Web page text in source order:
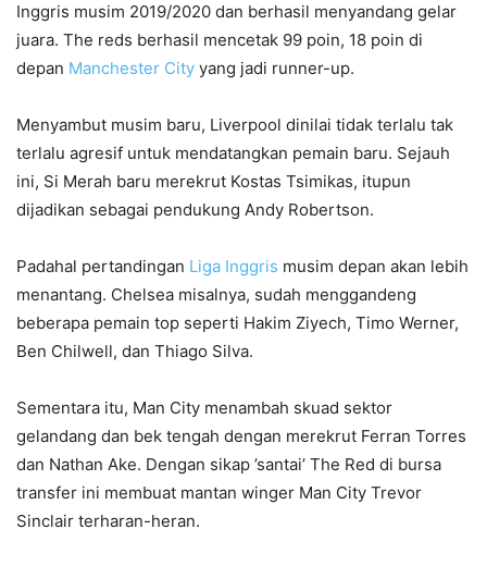
Inggris musim 2019/2020 dan berhasil menyandang gelar
juara. The reds berhasil mencetak 99 poin, 18 poin di
depan Manchester City yang jadi runner-up.
Menyambut musim baru, Liverpool dinilai tidak terlalu tak
terlalu agresif untuk mendatangkan pemain baru. Sejauh
ini, Si Merah baru merekrut Kostas Tsimikas, itupun
dijadikan sebagai pendukung Andy Robertson.
Padahal pertandingan Liga Inggris musim depan akan lebih
menantang. Chelsea misalnya, sudah menggandeng
beberapa pemain top seperti Hakim Ziyech, Timo Werner,
Ben Chilwell, dan Thiago Silva.
Sementara itu, Man City menambah skuad sektor
gelandang dan bek tengah dengan merekrut Ferran Torres
dan Nathan Ake. Dengan sikap ’santai’ The Red di bursa
transfer ini membuat mantan winger Man City Trevor
Sinclair terharan-heran.